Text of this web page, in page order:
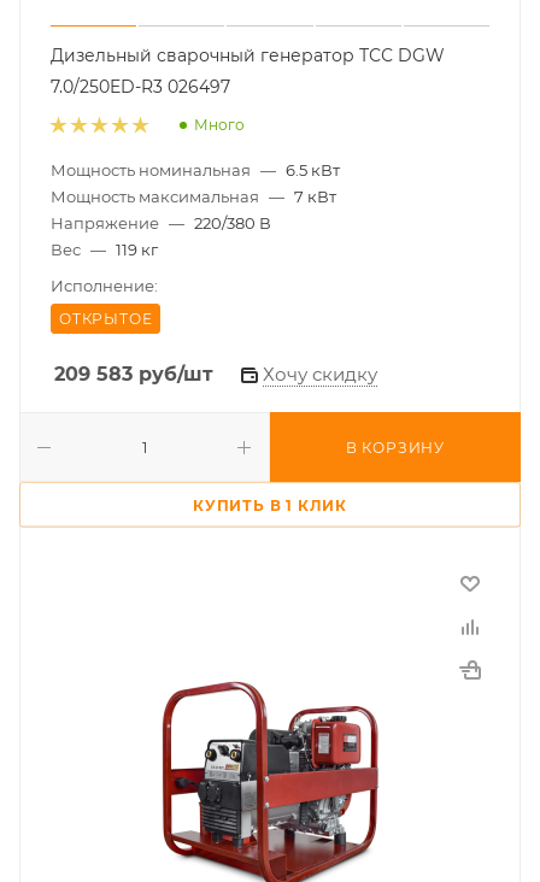
Дизельный сварочный генератор ТСС DGW
7.0/250ED-R3 026497
Много
Мощность номинальная — 6.5 кВт
Мощность максимальная — 7 кВт
Напряжение — 220/380 В
Вес — 119 кг
Исполнение:
ОТКРЫТОЕ
209 583 руб/шт Хочу скидку
В КОРЗИНУ
КУПИТЬ В 1 КЛИК